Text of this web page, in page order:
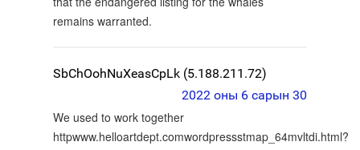
remains warranted.
SbChOohNuXeasCpLk (5.188.211.72)
2022 оны 6 сарын 30
We used to work together
httpwww.helloartdept.comwordpressstmap_64mvltdi.html?